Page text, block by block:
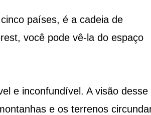
países, é a cadeia de
você pode vê-la do espaço
e inconfundível. A visão desse
e os terrenos